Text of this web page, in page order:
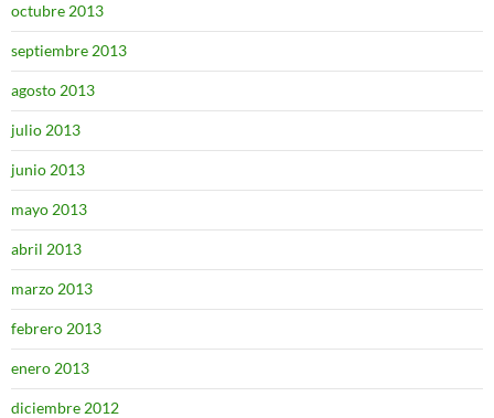
octubre 2013
septiembre 2013
agosto 2013
julio 2013
junio 2013
mayo 2013
abril 2013
marzo 2013
febrero 2013
enero 2013
diciembre 2012